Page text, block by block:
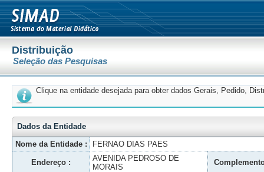
Distribuição
Seleção das Pesquisas
Clique na entidade desejada para obter dados Gerais, Pedido,
Dados da Entidade
Nome da Entidade :
FERNAO DIAS PAES
Endereço :
AVENIDA PEDROSO DE
MORAIS